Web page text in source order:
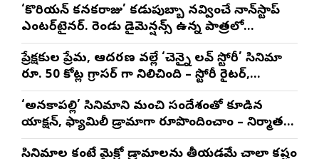
‘కొరియన్ కనకరాజు’ కడుపుబ్బా నవ్వించే నాన్‌స్టాప్
ఎంటర్‌టైనర్. రెండు డైమెన్షన్స్ ఉన్న పాత్రలో
నటించడం చాలా సంతృప్తినిచ్చింది : వరుణ్ తేజ్
ప్రేక్షకుల ప్రేమ, ఆదరణ వల్లే ‘చెన్నై లవ్ స్టోరీ’ సినిమా
రూ. 50 కోట్ల గ్రాసర్ గా నిలిచింది – స్టోరీ రైటర్,
ప్రొడ్యూసర్ సాయి రాజేష్
‘అనకాపల్లి’ సినిమాని మంచి సందేశంతో కూడిన
యాక్షన్, ఫ్యామిలీ డ్రామాగా రూపొందించాం – నిర్మాతలు
త్రినాథరావు నక్కిన, కాండ్రేగుల నాయుడు
సినిమాల కంటే మైక్రో డ్రామాలను తీయడమే చాలా కష్టం